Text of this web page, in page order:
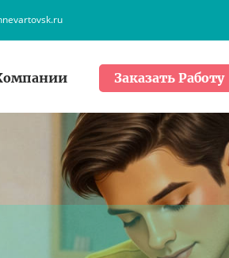
Заказать Работу